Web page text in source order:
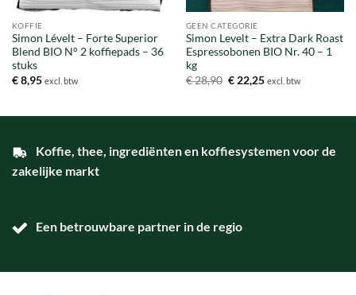
KOFFIE
Simon Lévelt – Forte Superior
Blend BIO N° 2 koffiepads – 36
stuks
€8,95 excl. btw
GEEN CATEGORIE
Simon Levelt – Extra Dark Roast
Espressobonen BIO Nr. 40 – 1
kg
€28,90 Oorspronkelijke
€22,25Huidige
excl. btw
Koffie, thee, ingrediënten en koffiesystemen voor de
zakelijke markt
Een betrouwbare partner in de regio